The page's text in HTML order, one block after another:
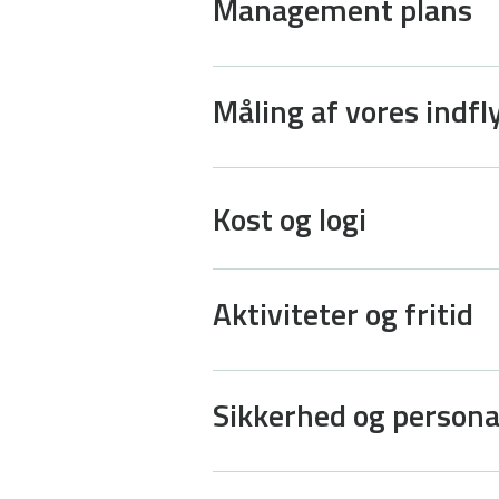
Måling af vores
Kost og logi
Aktiviteter og fritid
Sikkerhed og